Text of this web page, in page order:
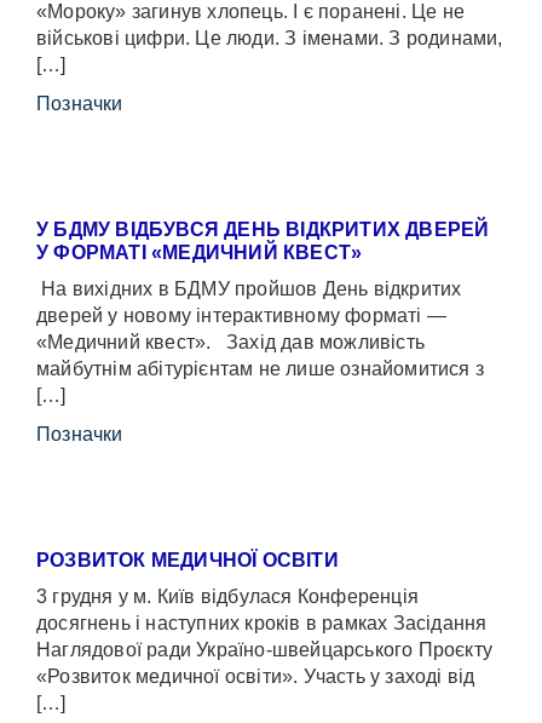
«Мороку» загинув хлопець. І є поранені. Це не
військові цифри. Це люди. З іменами. З родинами,
[…]
Позначки
У БДМУ ВІДБУВСЯ ДЕНЬ ВІДКРИТИХ ДВЕРЕЙ
У ФОРМАТІ «МЕДИЧНИЙ КВЕСТ»
На вихідних в БДМУ пройшов День відкритих
дверей у новому інтерактивному форматі —
«Медичний квест». Захід дав можливість
майбутнім абітурієнтам не лише ознайомитися з
[…]
Позначки
РОЗВИТОК МЕДИЧНОЇ ОСВІТИ
3 грудня у м. Київ відбулася Конференція
досягнень і наступних кроків в рамках Засідання
Наглядової ради Україно-швейцарського Проєкту
«Розвиток медичної освіти». Участь у заході від
[…]